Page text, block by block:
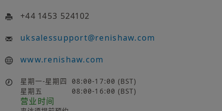
+44 1453 524102
uksalessupport@renishaw.com
www.renishaw.com
星期一-星期四
08:00-17:00 (BST)
星期五
08:00-16:00 (BST)
营业时间